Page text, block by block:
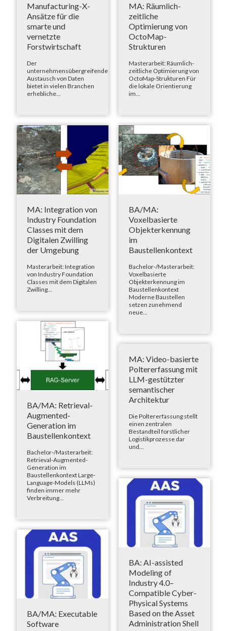
Manufacturing-X-
Ansätze für die
smarte und
vernetzte
Forstwirtschaft
Der
unternehmensübergreifende
Austausch von Daten
bietet in vielen Branchen
erhebliche...
MA: Räumlich-
zeitliche
Optimierung von
OctoMap-
Strukturen
Masterarbeit: Räumlich-
zeitliche Optimierung von
OctoMap-Strukturen Für
die lokale Orientierung
im...
MA: Integration von
Industry Foundation
Classes mit dem
Digitalen Zwilling
der Umgebung
Masterarbeit: Integration
von Industry Foundation
Classes mit dem Digitalen
Zwilling...
BA/MA:
Voxelbasierte
Objekterkennung
im
Baustellenkontext
Bachelor-/Masterarbeit:
Voxelbasierte
Objekterkennung im
Baustellenkontext
Moderne Baustellen
setzen zunehmend
neue...
BA/MA: Retrieval-
Augmented-
Generation im
Baustellenkontext
Bachelor-/Masterarbeit:
Retrieval-Augmented-
Generation im
Baustellenkontext Large-
Language-Models (LLMs)
finden immer mehr
Verbreitung...
MA: Video-basierte
Poltererfassung mit
LLM-gestützter
semantischer
Architektur
Die Poltererfassung stellt
einen zentralen
Bestandteil forstlicher
Logistikprozesse dar
und...
BA: AI-assisted
Modeling of
Industry 4.0–
Compatible Cyber-
Physical Systems
Based on the Asset
Administration Shell
BA/MA: Executable
Software